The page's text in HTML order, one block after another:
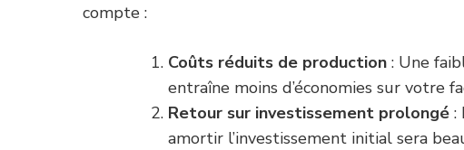
compte :
Coûts réduits de production : Une
entraîne moins d’économies sur votre
Retour sur investissement prolongé :
amortir l’investissement initial sera